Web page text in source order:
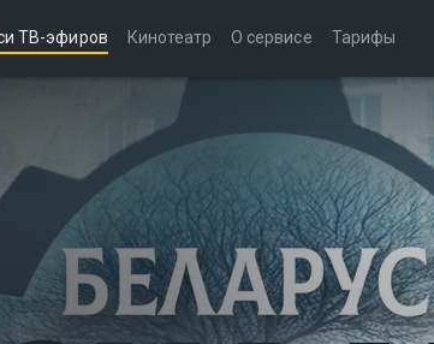
ТВ-эфиров Кинотеатр О сервисе Тарифы